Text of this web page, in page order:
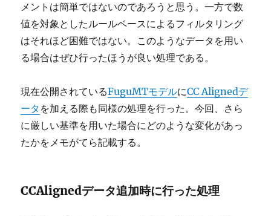
メントは簡単ではないのであろうと思う。一方で数
値を対象としたルールベースによるフィルタリング
はそれほど困難ではない。このようなデータを用い
る場合はぜひ行ったほうが良い処理である。
現在公開されているFuguMTモデルにCC Alignedデ
ータ を加える際も同様の処理を行った。今回、さら
に厳しい基準を用いた場合にどのような変化があっ
たかをメモがてら記載する。
CCAlignedデータ追加時に行った処理